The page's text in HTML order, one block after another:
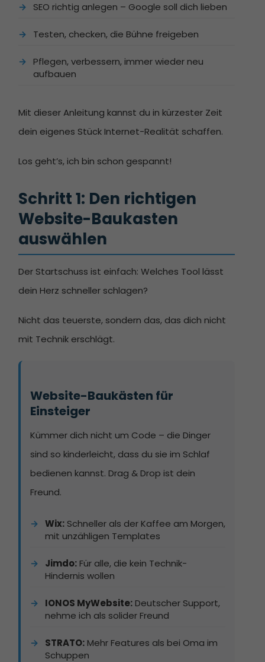
SEO richtig anlegen – Google soll dich lieben
Testen, checken, die Bühne freigeben
Pflegen, verbessern, immer wieder neu
aufbauen
Mit dieser Anleitung kannst du in kürzester Zeit
dein eigenes Stück Internet-Realität schaffen.
Los geht’s, ich bin schon gespannt!
Schritt 1: Den richtigen
Website-Baukasten
auswählen
Der Startschuss ist einfach: Welches Tool lässt
dein Herz schneller schlagen?
Nicht das teuerste, sondern das, das dich nicht
mit Technik erschlägt.
Website-Baukästen für
Einsteiger
Kümmer dich nicht um Code – die Dinger
sind so kinderleicht, dass du sie im Schlaf
bedienen kannst. Drag & Drop ist dein
Freund.
Wix: Schneller als der Kaffee am Morgen,
mit unzähligen Templates
Jimdo: Für alle, die kein Technik-
Hindernis wollen
IONOS MyWebsite: Deutscher Support,
nehme ich als solider Freund
STRATO: Mehr Features als bei Oma im
Schuppen